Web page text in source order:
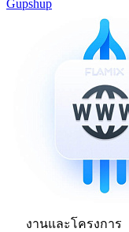
Gupshup
งานและโครงการ